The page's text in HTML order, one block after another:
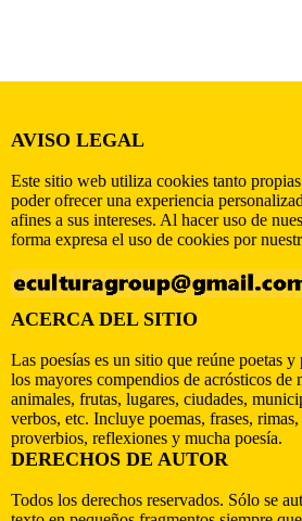
AVISO LEGAL
Este sitio web utiliza cookies tanto
poder ofrecer una experiencia
afines a sus intereses. Al hacer uso de
forma expresa el uso de cookies por
ACERCA DEL SITIO
Las poesías es un sitio que reúne poetas y
los mayores compendios de acrósticos de
animales, frutas, lugares, ciudades,
verbos, etc. Incluye poemas, frases, rimas,
proverbios, reflexiones y mucha poesía.
DERECHOS DE AUTOR
Todos los derechos reservados. Sólo se